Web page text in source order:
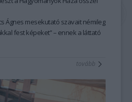
Ágnes mesekutató szavait némileg
fest képeket” – ennek a láttató
élményt ad, hanem
fellépéshez, segíti az
fejleszti a meggyőző, hiteles
tovább